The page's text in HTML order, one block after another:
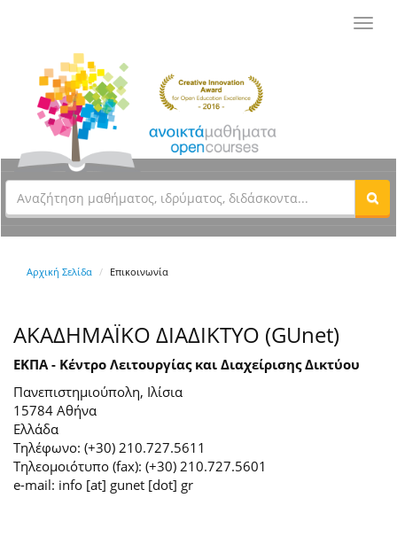
Αρχική Σελίδα Επικοινωνία
ΑΚΑΔΗΜΑΪΚΟ ΔΙΑΔΙΚΤΥΟ (GUnet)
ΕΚΠΑ - Κέντρο Λειτουργίας και Διαχείρισης Δικτύου
Πανεπιστημιούπολη, Ιλίσια
15784 Αθήνα
Ελλάδα
Τηλέφωνο: (+30) 210.727.5611
Τηλεομοιότυπο (fax): (+30) 210.727.5601
e-mail: info [at] gunet [dot] gr